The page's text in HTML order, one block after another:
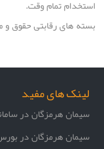
استخدام تمام وقت.
بسته های رقابتی حقوق و
لینک های مفید
سیمان هرمزگان در
سیمان هرمزگان در